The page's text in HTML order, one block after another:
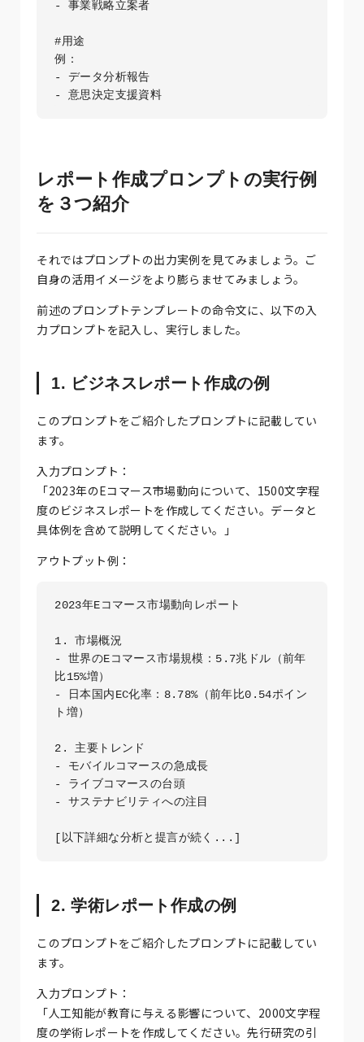
- 事業戦略立案者
#用途
例：
- データ分析報告
レポート作成プロンプトの実行例
を３つ紹介
それではプロンプトの出力実例を見てみましょう。ご
自身の活用イメージをより膨らませてみましょう。
前述のプロンプトテンプレートの命令文に、以下の入
力プロンプトを記入し、実行しました。
1. ビジネスレポート作成の例
このプロンプトをご紹介したプロンプトに記載してい
ます。
入力プロンプト：
「2023年のEコマース市場動向について、1500文字程
度のビジネスレポートを作成してください。データと
具体例を含めて説明してください。」
アウトプット例：
2023年Eコマース市場動向レポート
1. 市場概況
- 世界のEコマース市場規模：5.7兆ドル（前年
比15%増）
- 日本国内EC化率：8.78%（前年比0.54ポイン
ト増）
2. 主要トレンド
- モバイルコマースの急成長
- ライブコマースの台頭
- サステナビリティへの注目
2. 学術レポート作成の例
このプロンプトをご紹介したプロンプトに記載してい
ます。
入力プロンプト：
「人工知能が教育に与える影響について、2000文字程
度の学術レポートを作成してください。先行研究の引